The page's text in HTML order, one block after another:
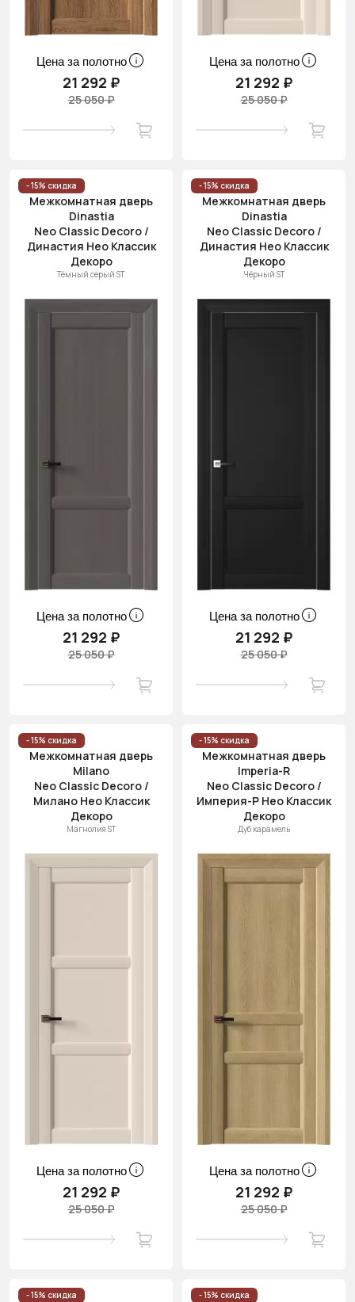
Цена за полотно
21 292 ₽
25 050 ₽
Цена за полотно
21 292 ₽
25 050 ₽
- 15% скидка
Межкомнатная дверь
Dinastia
Neo Classic Decoro /
Династия Нео Классик
Декоро
Тёмный серый ST
Цена за полотно
21 292 ₽
25 050 ₽
- 15% скидка
Межкомнатная дверь
Dinastia
Neo Classic Decoro /
Династия Нео Классик
Декоро
Чёрный ST
Цена за полотно
21 292 ₽
25 050 ₽
- 15% скидка
Межкомнатная дверь
Milano
Neo Classic Decoro /
Милано Нео Классик
Декоро
Магнолия ST
Цена за полотно
21 292 ₽
25 050 ₽
- 15% скидка
Межкомнатная дверь
Imperia-R
Neo Classic Decoro /
Империя-Р Нео Классик
Декоро
Дуб карамель
Цена за полотно
21 292 ₽
25 050 ₽
- 15% скидка - 15% скидка